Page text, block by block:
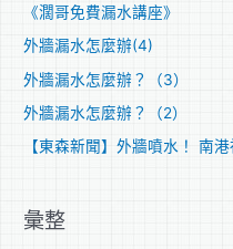
《濶哥免費漏水講座》
外牆漏水怎麼辦(4)
外牆漏水怎麼辦？（3）
外牆漏水怎麼辦？（2）
【東森新聞】外牆噴水！ 南
彙整